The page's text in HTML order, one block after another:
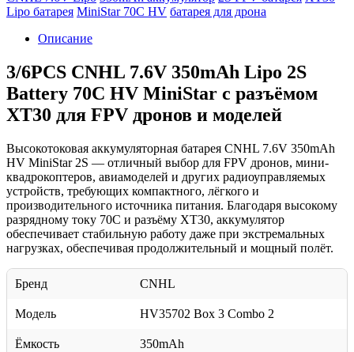
Lipo батарея MiniStar 70C HV батарея для дрона
Описание
3/6PCS CNHL 7.6V 350mAh Lipo 2S
Battery 70C HV MiniStar с разъёмом
XT30 для FPV дронов и моделей
Высокотоковая аккумуляторная батарея CNHL 7.6V 350mAh
HV MiniStar 2S — отличный выбор для FPV дронов, мини-
квадрокоптеров, авиамоделей и других радиоуправляемых
устройств, требующих компактного, лёгкого и
производительного источника питания. Благодаря высокому
разрядному току 70C и разъёму XT30, аккумулятор
обеспечивает стабильную работу даже при экстремальных
нагрузках, обеспечивая продолжительный и мощный полёт.
Бренд CNHL
Модель HV35702 Box 3 Combo 2
Ёмкость 350mAh